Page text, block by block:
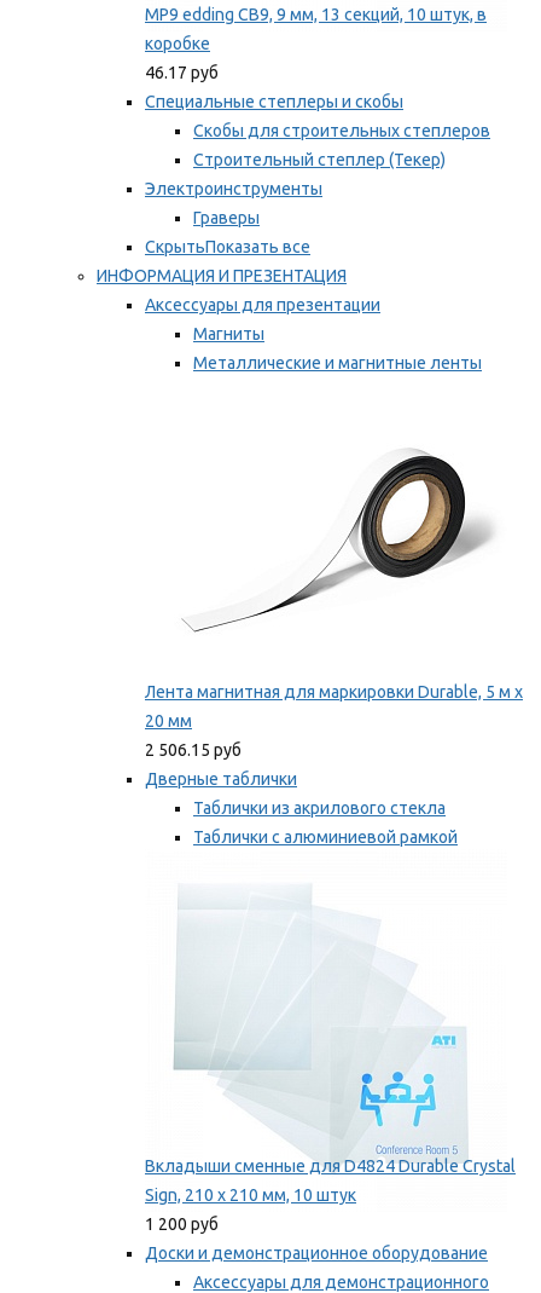
MP9 edding CB9, 9 мм, 13 секций, 10 штук, в
коробке
46.17 руб
Специальные степлеры и скобы
Скобы для строительных степлеров
Строительный степлер (Текер)
Электроинструменты
Граверы
СкрытьПоказать все
ИНФОРМАЦИЯ И ПРЕЗЕНТАЦИЯ
Аксессуары для презентации
Магниты
Металлические и магнитные ленты
Лента магнитная для маркировки Durable, 5 м х
20 мм
2 506.15 руб
Дверные таблички
Таблички из акрилового стекла
Таблички с алюминиевой рамкой
Вкладыши сменные для D4824 Durable Crystal
Sign, 210 x 210 мм, 10 штук
1 200 руб
Доски и демонстрационное оборудование
Аксессуары для демонстрационного